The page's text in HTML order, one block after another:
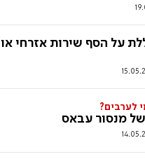
על הסף שירות אזרחי או
לערבים?
מנסור עבאס